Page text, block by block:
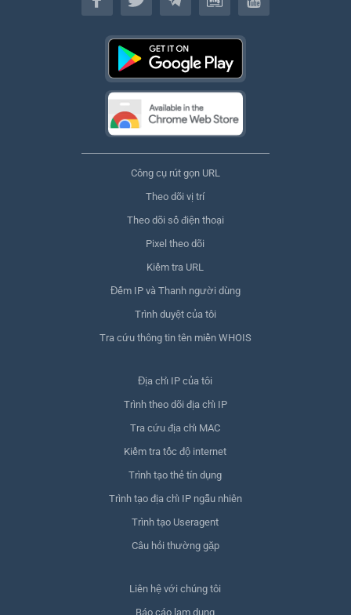
Công cụ rút gọn URL
Theo dõi vị trí
Theo dõi số điện thoại
Pixel theo dõi
Kiểm tra URL
Đếm IP và Thanh người dùng
Trình duyệt của tôi
Tra cứu thông tin tên miền WHOIS
Địa chỉ IP của tôi
Trình theo dõi địa chỉ IP
Tra cứu địa chỉ MAC
Kiểm tra tốc độ internet
Trình tạo thẻ tín dụng
Trình tạo địa chỉ IP ngẫu nhiên
Trình tạo Useragent
Câu hỏi thường gặp
Liên hệ với chúng tôi
Báo cáo lạm dụng